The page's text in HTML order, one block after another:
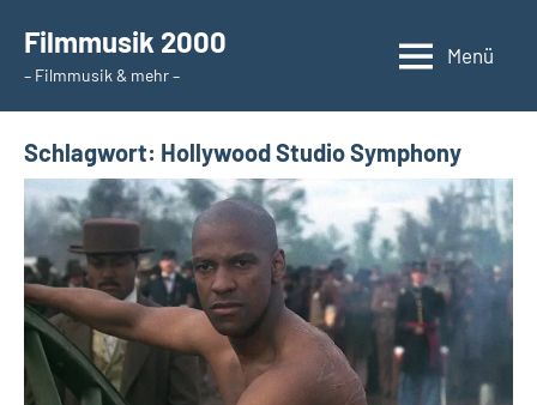
Inhalt
springen
Filmmusik 2000
– Filmmusik & mehr –
Menü
Schlagwort: Hollywood Studio Symphony